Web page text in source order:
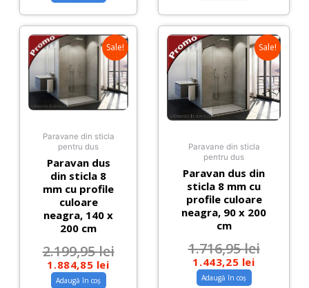
Sale!
Paravane din sticla
pentru dus
Paravan dus
din sticla 8
mm cu profile
culoare
neagra, 140 x
200 cm
2.199,95lei
1.884,85 lei
Adaugă în coș
Sale!
Paravane din sticla
pentru dus
Paravan dus din
sticla 8 mm cu
profile culoare
neagra, 90 x 200
cm
1.716,95lei
1.443,25 lei
Adaugă în coș